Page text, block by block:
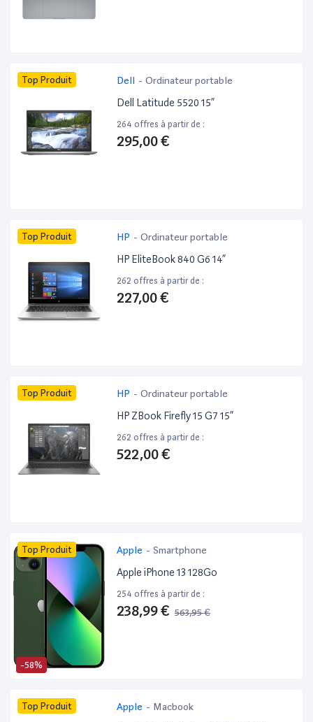
Top Produit Dell - Ordinateur portable
Dell Latitude 5520 15”
264 offres à partir de :
295,00 €
Top Produit HP - Ordinateur portable
HP EliteBook 840 G6 14”
262 offres à partir de :
227,00 €
Top Produit HP - Ordinateur portable
HP ZBook Firefly 15 G7 15”
262 offres à partir de :
522,00 €
-58%
Top Produit Apple - Smartphone
Apple iPhone 13 128Go
254 offres à partir de :
238,99 € 563,95 €
Top Produit Apple - Macbook